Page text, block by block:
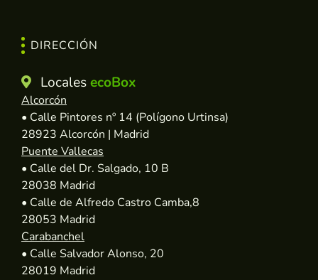
DIRECCIÓN
LocalesecoBox
Alcorcón
• Calle Pintores nº 14 (Polígono Urtinsa)
28923 Alcorcón | Madrid
Puente Vallecas
• Calle del Dr. Salgado, 10 B
28038 Madrid
• Calle de Alfredo Castro Camba,8
28053 Madrid
Carabanchel
• Calle Salvador Alonso, 20
28019 Madrid